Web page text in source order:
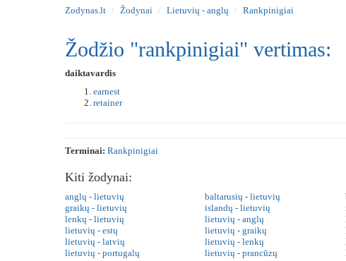
Zodynas.lt Žodynai Lietuvių - anglų Rankpinigiai
Žodžio "rankpinigiai" vertimas:
daiktavardis
earnest
retainer
Terminai: Rankpinigiai
Kiti žodynai:
anglų - lietuvių baltarusių - lietuvių
graikų - lietuvių
islandų - lietuvių
lenkų - lietuvių
lietuvių - anglų
lietuvių - estų
lietuvių - graikų
lietuvių - latvių
lietuvių - lenkų
lietuvių - portugalų
lietuvių - prancūzų